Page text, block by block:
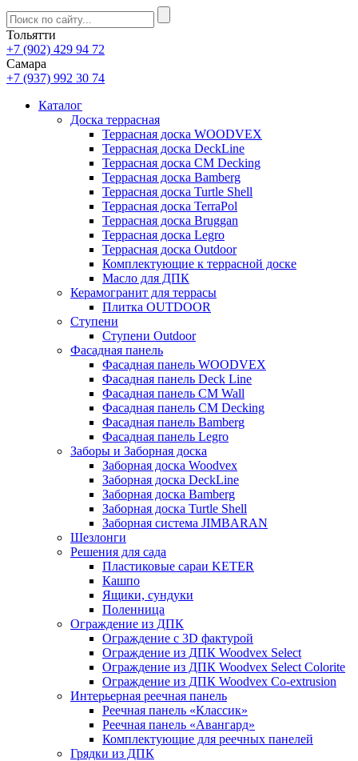
Тольятти
+7 (902) 429 94 72
Самара
+7 (937) 992 30 74
Каталог
Доска террасная
Террасная доска WOODVEX
Террасная доска DeckLine
Террасная доска CM Decking
Террасная доска Bamberg
Террасная доска Turtle Shell
Террасная доска TerraPol
Террасная доска Bruggan
Террасная доска Legro
Террасная доска Outdoor
Комплектующие к террасной доске
Масло для ДПК
Керамогранит для террасы
Плитка OUTDOOR
Ступени
Ступени Outdoor
Фасадная панель
Фасадная панель WOODVEX
Фасадная панель Deck Line
Фасадная панель CM Wall
Фасадная панель CM Decking
Фасадная панель Bamberg
Фасадная панель Legro
Заборы и Заборная доска
Заборная доска Woodvex
Заборная доска DeckLine
Заборная доска Bamberg
Заборная доска Turtle Shell
Заборная система JIMBARAN
Шезлонги
Решения для сада
Пластиковые сараи KETER
Кашпо
Ящики, сундуки
Поленница
Ограждение из ДПК
Ограждение с 3D фактурой
Ограждение из ДПК Woodvex Select
Ограждение из ДПК Woodvex Select Colorite
Ограждение из ДПК Woodvex Co-extrusion
Интерьерная реечная панель
Реечная панель «Классик»
Реечная панель «Авангард»
Комплектующие для реечных панелей
Грядки из ДПК